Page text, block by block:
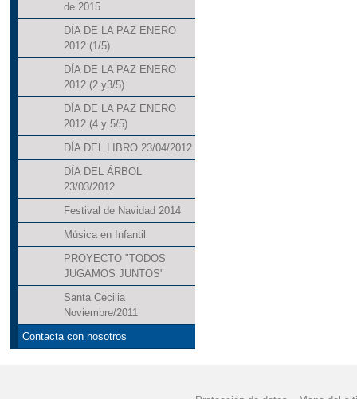
de 2015
DÍA DE LA PAZ ENERO
2012 (1/5)
DÍA DE LA PAZ ENERO
2012 (2 y3/5)
DÍA DE LA PAZ ENERO
2012 (4 y 5/5)
DÍA DEL LIBRO 23/04/2012
DÍA DEL ÁRBOL
23/03/2012
Festival de Navidad 2014
Música en Infantil
PROYECTO "TODOS
JUGAMOS JUNTOS"
Santa Cecilia
Noviembre/2011
Contacta con nosotros